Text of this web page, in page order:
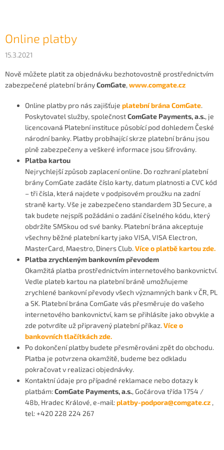
Online platby
15.3.2021
Nově můžete platit za objednávku bezhotovostně prostřednictvím
zabezpečené platební brányComGate, www.comgate.cz
Online platby pro nás zajišťuje platební brána ComGate.
Poskytovatel služby, společnostComGate Payments, a.s., je
licencovaná Platební instituce působící pod dohledem České
národní banky. Platby probíhající skrze platební bránu jsou
plně zabezpečeny a veškeré informace jsou šifrovány.
Platba kartou
Nejrychlejší způsob zaplacení online. Do rozhraní platební
brány ComGate zadáte číslo karty, datum platnosti a CVC kód
– tři čísla, která najdete v podpisovém proužku na zadní
straně karty. Vše je zabezpečeno standardem 3D Secure, a
tak budete nejspíš požádáni o zadání číselného kódu, který
obdržíte SMSkou od své banky. Platební brána akceptuje
všechny běžné platební karty jako VISA, VISA Electron,
MasterCard, Maestro, Diners Club. Více o platbě kartou zde.
Platba zrychleným bankovním převodem
Okamžitá platba prostřednictvím internetového bankovnictví.
Vedle plateb kartou na platební bráně umožňujeme
zrychlené bankovní převody všech významných bank v ČR, PL
a SK. Platební brána ComGate vás přesměruje do vašeho
internetového bankovnictví, kam se přihlásíte jako obvykle a
zde potvrdíte už připravený platební příkaz. Více o
bankovních tlačítkách zde.
Po dokončení platby budete přesměrováni zpět do obchodu.
Platba je potvrzena okamžitě, budeme bez odkladu
pokračovat v realizaci objednávky.
Kontaktní údaje pro případné reklamace nebo dotazy k
platbám:ComGate Payments, a.s., Gočárova třída 1754 /
48b, Hradec Králové, e-mail:platby-podpora@comgate.cz ,
tel: +420 228 224 267